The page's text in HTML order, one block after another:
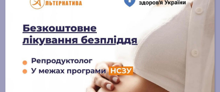
Комплексна допомога
при чоловічому
безплідді в клініці
Альтернатива